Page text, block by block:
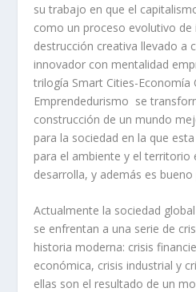
su trabajo en que el
como un proceso evolutivo
destrucción creativa llevado a
innovador con mentalidad
trilogía Smart Cities-Economía
Emprendedurismo se
construcción de un mundo
para la sociedad en la que
para el ambiente y el territorio
desarrolla, y además es
Actualmente la sociedad
se enfrentan a una serie de
historia moderna: crisis
económica, crisis industrial y
ellas son el resultado de un